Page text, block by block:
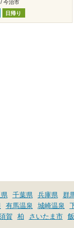
今治市
日帰り
千葉県 兵庫県 群
有馬温泉 城崎温泉
賀 柏 さいたま市